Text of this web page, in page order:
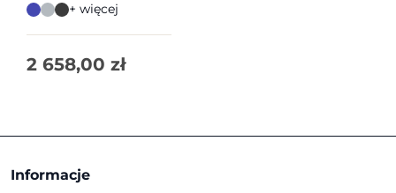
+ więcej
2 658,00 zł
Informacje